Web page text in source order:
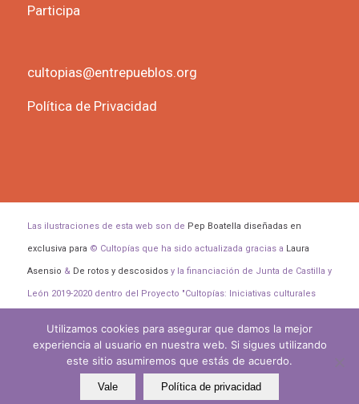
Participa
cultopias@entrepueblos.org
Política de Privacidad
Las ilustraciones de esta web son de Pep Boatella diseñadas en
exclusiva para © Cultopías que ha sido actualizada gracias a Laura
Asensio & De rotos y descosidosy la financiación de Junta de Castilla y
León 2019-2020 dentro del Proyecto "Cultopías: Iniciativas culturales
Utilizamos cookies para asegurar que damos la mejor
experiencia al usuario en nuestra web. Si sigues utilizando
este sitio asumiremos que estás de acuerdo.
Vale Política de privacidad